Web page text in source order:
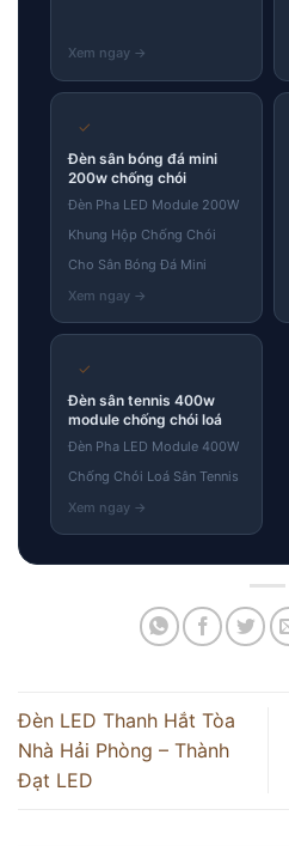
✓
Đèn sân bóng đá mini
200w chống chói
Đèn Pha LED Module 200W
Khung Hộp Chống Chói
Cho Sân Bóng Đá Mini
✓
Đèn sân tennis 400w
module chống chói loá
Đèn Pha LED Module 400W
Chống Chói Loá Sân Tennis
Đèn LED Thanh Hắt Tòa
Nhà Hải Phòng – Thành
Đạt LED